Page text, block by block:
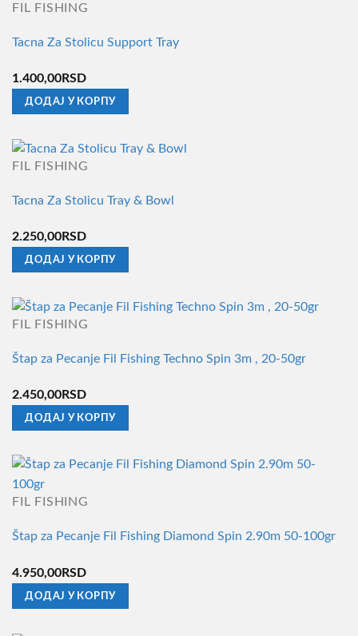
FIL FISHING
Tacna Za Stolicu Support Tray
1.400,00RSD
ДОДАЈ У КОРПУ
FIL FISHING
Tacna Za Stolicu Tray & Bowl
2.250,00RSD
ДОДАЈ У КОРПУ
FIL FISHING
Štap za Pecanje Fil Fishing Techno Spin 3m , 20-50gr
2.450,00RSD
ДОДАЈ У КОРПУ
FIL FISHING
Štap za Pecanje Fil Fishing Diamond Spin 2.90m 50-100gr
4.950,00RSD
ДОДАЈ У КОРПУ